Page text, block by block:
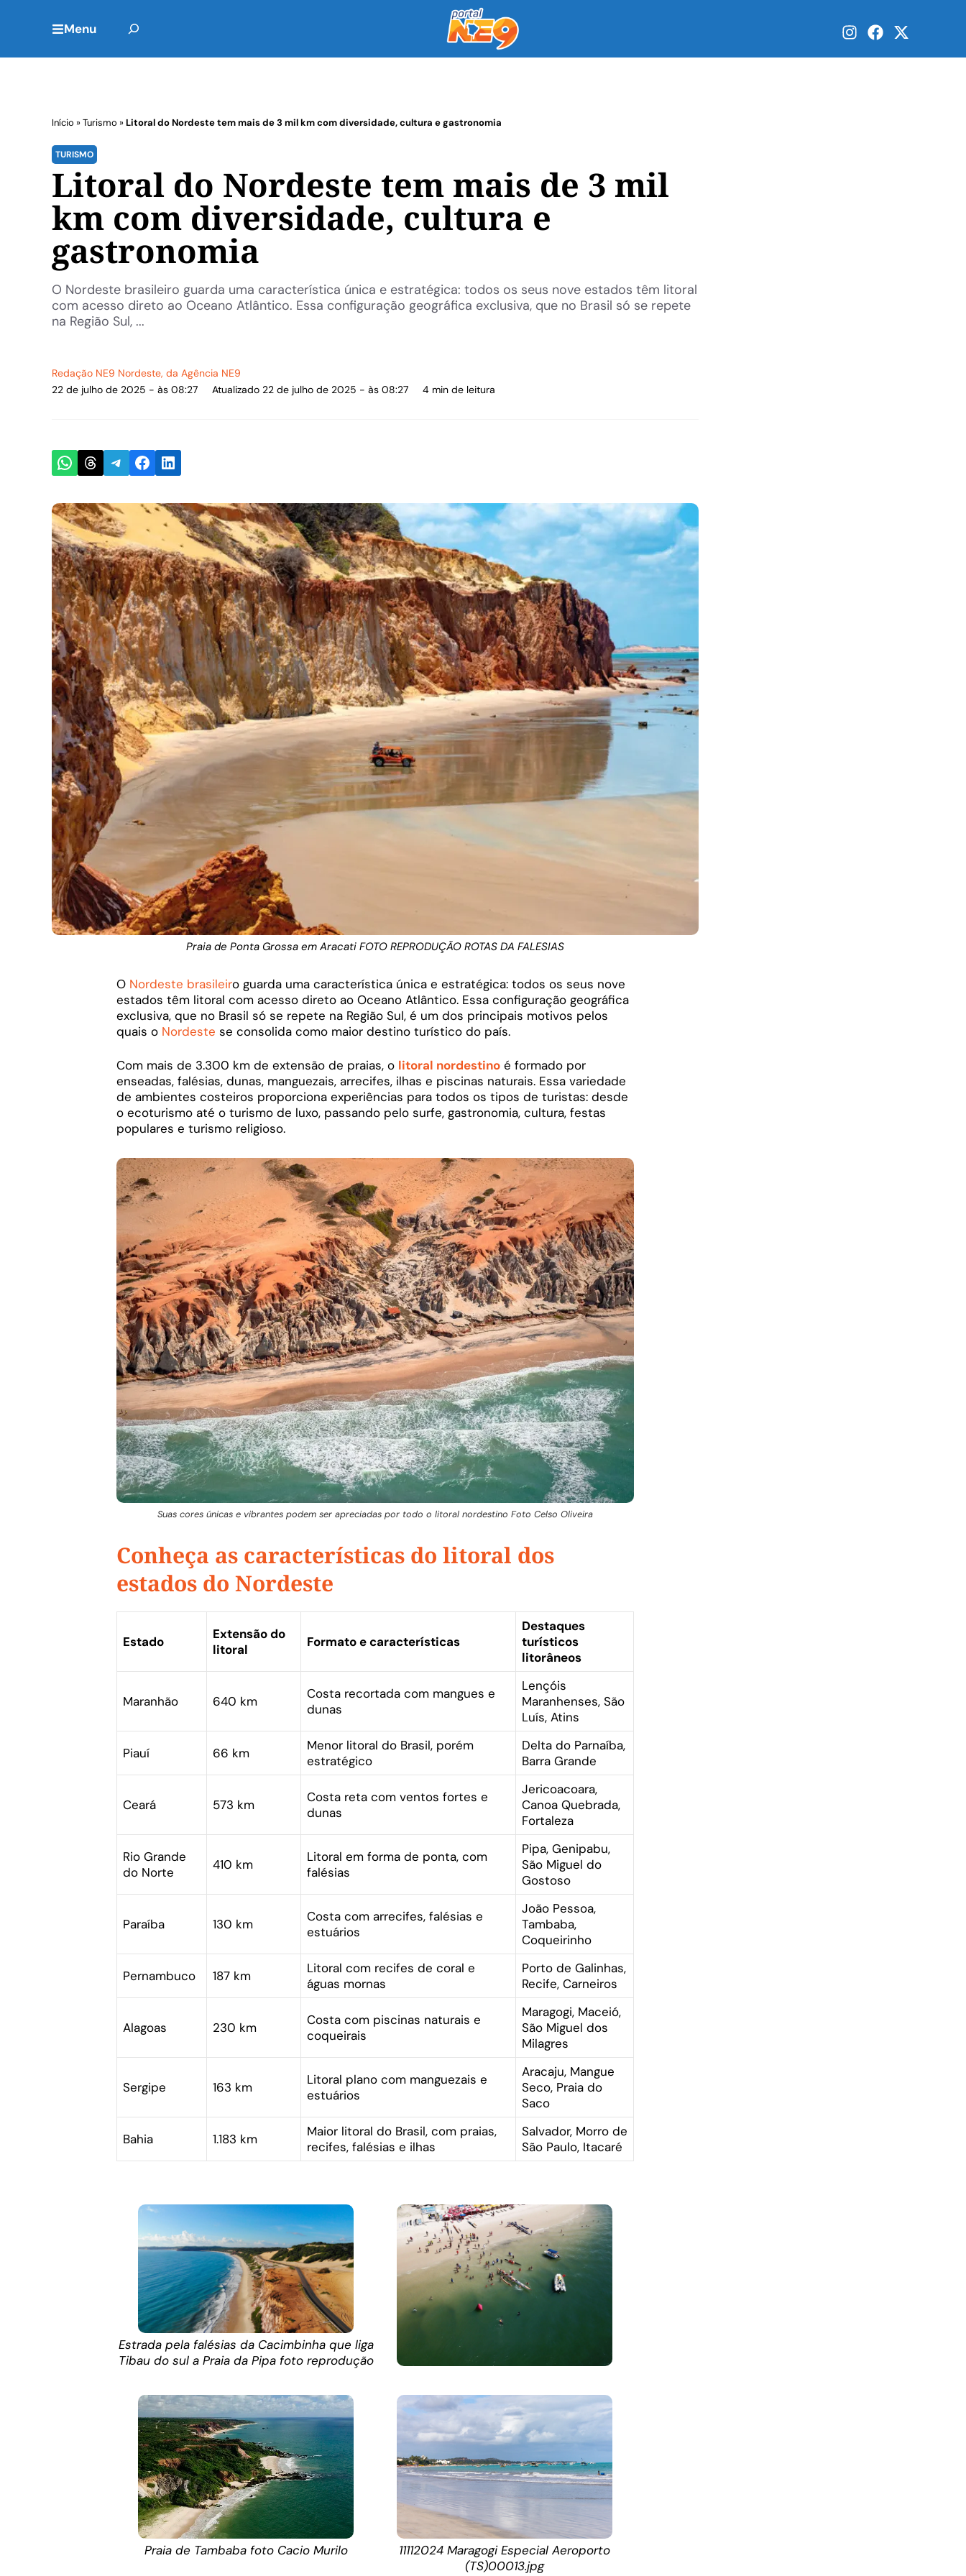
Menu
Início »Turismo »Litoral do Nordeste tem mais de 3 mil km com diversidade, cultura e gastronomia
TURISMO
Litoral do Nordeste tem mais de 3 mil
km com diversidade, cultura e
gastronomia
O Nordeste brasileiro guarda uma característica única e estratégica: todos os seus nove estados têm litoral
com acesso direto ao Oceano Atlântico. Essa configuração geográfica exclusiva, que no Brasil só se repete
na Região Sul, ...
Redação NE9 Nordeste, da Agência NE9
22 de julho de 2025 - às 08:27
Atualizado 22 de julho de 2025 - às 08:27 4 min de leitura
Share on WhatsApp
Share on Threads
Share on Telegram
Share on Facebook
Share on LinkedIn
Praia de Ponta Grossa em Aracati FOTO REPRODUÇÃO ROTAS DA FALESIAS
O Nordeste brasileiro guarda uma característica única e estratégica: todos os seus nove
estados têm litoral com acesso direto ao Oceano Atlântico. Essa configuração geográfica
exclusiva, que no Brasil só se repete na Região Sul, é um dos principais motivos pelos
quais o Nordeste se consolida como maior destino turístico do país.
Com mais de 3.300 km de extensão de praias, o litoral nordestino é formado por
enseadas, falésias, dunas, manguezais, arrecifes, ilhas e piscinas naturais. Essa variedade
de ambientes costeiros proporciona experiências para todos os tipos de turistas: desde
o ecoturismo até o turismo de luxo, passando pelo surfe, gastronomia, cultura, festas
populares e turismo religioso.
Suas cores únicas e vibrantes podem ser apreciadas por todo o litoral nordestino Foto Celso Oliveira
Conheça as características do litoral dos
estados do Nordeste
Estado
Extensão do
litoral
Formato e características
Destaques
turísticos
litorâneos
Maranhão 640 km
Costa recortada com mangues e
dunas
Lençóis
Maranhenses, São
Luís, Atins
Piauí 66 km
Menor litoral do Brasil, porém
estratégico
Delta do Parnaíba,
Barra Grande
Ceará 573 km
Costa reta com ventos fortes e
dunas
Jericoacoara,
Canoa Quebrada,
Fortaleza
Rio Grande
do Norte
410 km
Litoral em forma de ponta, com
falésias
Pipa, Genipabu,
São Miguel do
Gostoso
Paraíba 130 km
Costa com arrecifes, falésias e
estuários
João Pessoa,
Tambaba,
Coqueirinho
Pernambuco 187 km
Litoral com recifes de coral e
águas mornas
Porto de Galinhas,
Recife, Carneiros
Alagoas 230 km
Costa com piscinas naturais e
coqueirais
Maragogi, Maceió,
São Miguel dos
Milagres
Sergipe 163 km
Litoral plano com manguezais e
estuários
Aracaju, Mangue
Seco, Praia do
Saco
Bahia 1.183 km
Maior litoral do Brasil, com praias,
recifes, falésias e ilhas
Salvador, Morro de
São Paulo, Itacaré
Estrada pela falésias da Cacimbinha que liga
Tibau do sul a Praia da Pipa foto reprodução
Praia de Tambaba foto Cacio Murilo
11112024 Maragogi Especial Aeroporto
(TS)00013.jpg